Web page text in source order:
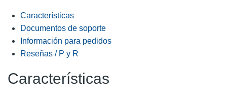
Características
Documentos de soporte
Información para pedidos
Reseñas / P y R
Características